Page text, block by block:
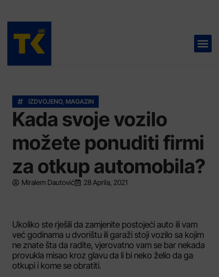
IZDVOJENO, MAGAZIN
Kada svoje vozilo
možete ponuditi firmi
za otkup automobila?
Miralem Dautović 28 Aprila, 2021
Ukoliko ste rješili da zamjenite postojeći auto ili vam
već godinama u dvorištu ili garaži stoji vozilo sa kojim
ne znate šta da radite, vjerovatno vam se bar nekada
provukla misao kroz glavu da li bi neko želio da ga
otkupi i kome se obratiti.